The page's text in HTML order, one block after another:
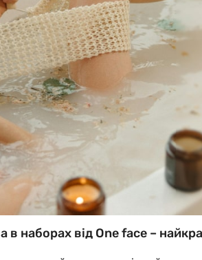
в наборах від One face –